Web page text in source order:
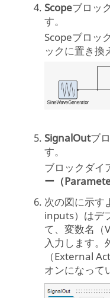
Scopeブロッ
す。
Scopeブロッ
ックに置き換
SignalOutブ
す。
ブロックダイ
ー（
次の図に示
inputs）はデ
て、変数名
入力します。
（External
オンになって